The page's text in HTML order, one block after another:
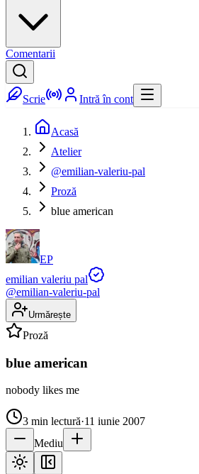
Comentarii
Scrie Intră în cont
Acasă
Atelier
@emilian-valeriu-pal
Proză
blue american
EP
emilian valeriu pal
@emilian-valeriu-pal
Urmărește
Proză
blue american
nobody likes me
3 min lectură·11 iunie 2007
Mediu